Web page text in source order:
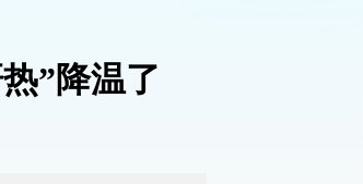
”降温了